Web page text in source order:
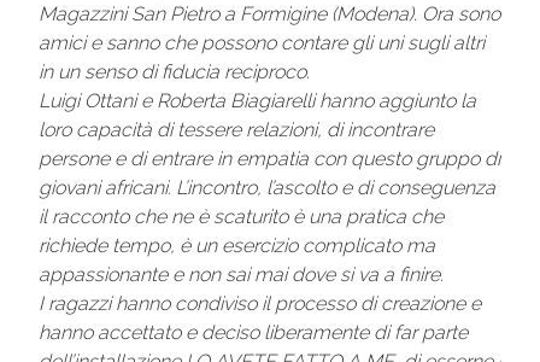
Magazzini San Pietro a Formigine (Modena). Ora sono
amici e sanno che possono contare gli uni sugli altri
in un senso di fiducia reciproco.
Luigi Ottani e Roberta Biagiarelli hanno aggiunto la
loro capacità di tessere relazioni, di incontrare
persone e di entrare in empatia con questo gruppo di
giovani africani. L’incontro, l’ascolto e di conseguenza
il racconto che ne è scaturito è una pratica che
richiede tempo, è un esercizio complicato ma
appassionante e non sai mai dove si va a finire.
I ragazzi hanno condiviso il processo di creazione e
hanno accettato e deciso liberamente di far parte